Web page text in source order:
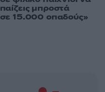
παίζεις μπροστά
σε 15.000 οπαδούς»